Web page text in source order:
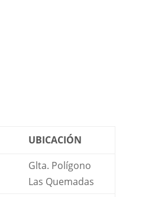
UBICACIÓN
Glta. Polígono
Las Quemadas